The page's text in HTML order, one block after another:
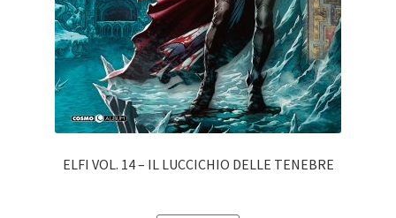
ELFI VOL. 14 – IL LUCCICHIO DELLE TENEBRE